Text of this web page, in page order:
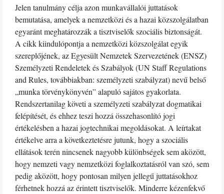
Jelen tanulmány célja azon munkavállalói juttatások
bemutatása, amelyek a nemzetközi és a hazai közszolgálatban
egyaránt meghatározzák a tisztviselők szociális biztonságát.
A cikk kiindulópontja a nemzetközi közszolgálat egyik
szereplőjének, az Egyesült Nemzetek Szervezetének (ENSZ)
Személyzeti Rendeletek és Szabályok (UN Staff Regulations
and Rules, továbbiakban: személyzeti szabályzat) nevű belső
„munka törvénykönyvén” alapuló sajátos gyakorlata.
Rendszertanilag követi a személyzeti szabályzat dogmatikai
felépítését, és ehhez teszi hozzá összehasonlító jogi
értékelésben a hazai jogtechnikai megoldásokat. A leírtakat
értékelve arra a következtetésre jutunk, hogy a szociális
ellátások terén nincsenek nagyobb különbségek sem aközött,
hogy nemzeti vagy nemzetközi foglalkoztatásról van szó, sem
pedig aközött, hogy pontosan milyen jellegű juttatásokhoz
férhetnek hozzá az érintett tisztviselők. Minderre kézenfekvő